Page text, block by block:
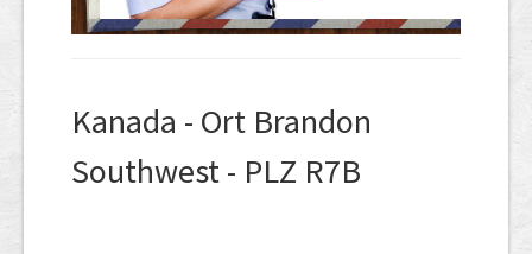
Kanada - Ort Brandon
Southwest - PLZ R7B